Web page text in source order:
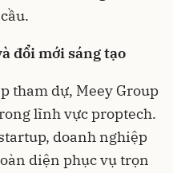
đổi mới sáng tạo
tham dự, Meey Group
lĩnh vực proptech.
doanh nghiệp
diện phục vụ trọn